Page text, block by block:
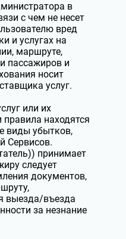
в
с чем не несет
вред
и услугах на
маршруте,
пассажиров и
носит
услуг.
или их
находятся
виды убытков,
Сервисов.
принимает
следует
документов,
выезда/въезда
за незнание